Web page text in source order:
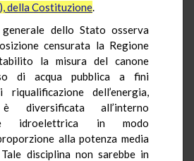
), della Costituzione.
generale dello Stato osserva
censurata la Regione
la misura del canone
di acqua pubblica a fini
dell’energia,
diversificata all’interno
idroelettrica in modo
alla potenza media
disciplina non sarebbe in